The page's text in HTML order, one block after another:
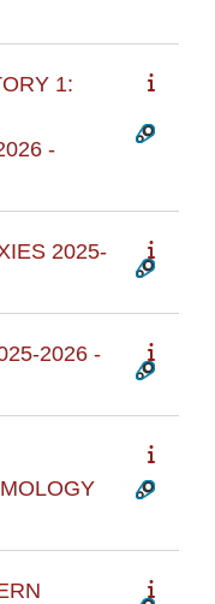
1:
-
2025-
2026 -